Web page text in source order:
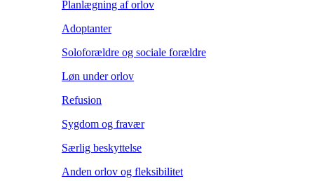
Planlægning af orlov
Adoptanter
Soloforældre og sociale forældre
Løn under orlov
Refusion
Sygdom og fravær
Særlig beskyttelse
Anden orlov og fleksibilitet